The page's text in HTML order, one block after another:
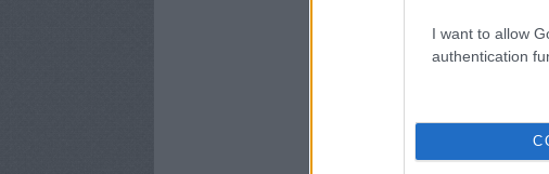
I want to allow
authentication